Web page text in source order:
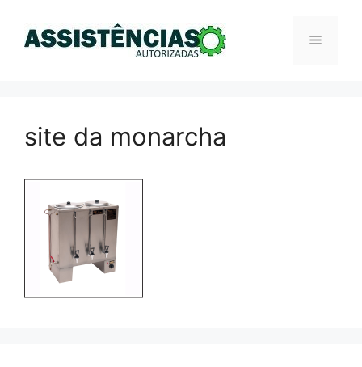
Menu
site da monarcha